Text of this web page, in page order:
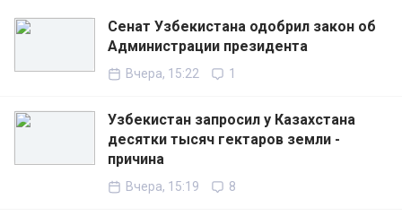
Сенат Узбекистана одобрил закон об
Администрации президента
Вчера, 15:22 1
Узбекистан запросил у Казахстана
десятки тысяч гектаров земли -
причина
Вчера, 15:19 8